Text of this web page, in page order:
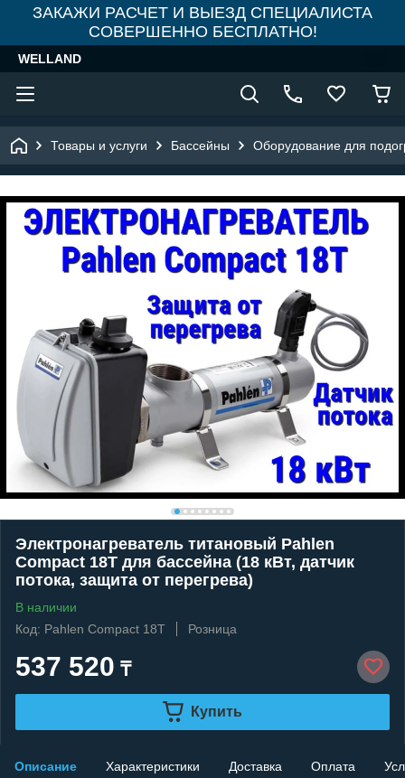
ЗАКАЖИ РАСЧЕТ И ВЫЕЗД СПЕЦИАЛИСТА
СОВЕРШЕННО БЕСПЛАТНО!
WELLAND
Товары и услуги Бассейны Оборудование для
Электронагреватель титановый Pahlen
Compact 18T для бассейна (18 кВт, датчик
потока, защита от перегрева)
В наличии
Код: Pahlen Compact 18T
Розница
537 520 ₸
Купить
Описание Характеристики Доставка Оплата